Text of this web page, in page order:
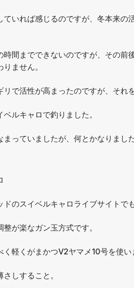
ていれば感じるのですが、冬本来
時間までできないのですが、その
ません。
リで活性が高まったのですが、それ
ルキャロで釣りました。
まっていましたが、何とかなりました
ドのスイベルキャロライブサイトで
が楽なガン玉方式です。
く軽くがまかつV2ヤマメ10号を使い
しすること。